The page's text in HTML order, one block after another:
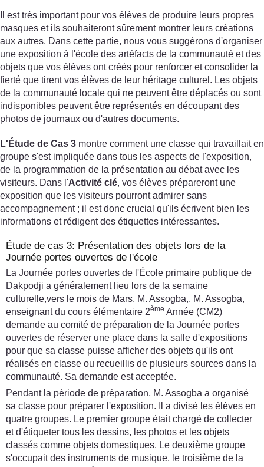
Il est très important pour vos élèves de produire leurs propres
masques et ils souhaiteront sûrement montrer leurs créations
aux autres. Dans cette partie, nous vous suggérons d'organiser
une exposition à l'école des artéfacts de la communauté et des
objets que vos élèves ont créés pour renforcer et consolider la
fierté que tirent vos élèves de leur héritage culturel. Les objets
de la communauté locale qui ne peuvent être déplacés ou sont
indisponibles peuvent être représentés en découpant des
photos de journaux ou d'autres documents.
L'Étude de Cas 3 montre comment une classe qui travaillait en
groupe s'est impliquée dans tous les aspects de l'exposition,
de la programmation de la présentation au débat avec les
visiteurs. Dans l'Activité clé, vos élèves prépareront une
exposition que les visiteurs pourront admirer sans
accompagnement ; il est donc crucial qu'ils écrivent bien les
informations et rédigent des étiquettes intéressantes.
Étude de cas 3: Présentation des objets lors de la
Journée portes ouvertes de l'école
La Journée portes ouvertes de l'École primaire publique de
Dakpodji a généralement lieu lors de la semaine
culturelle,vers le mois de Mars. M. Assogba,. M. Assogba,
enseignant du cours élémentaire 2ème Année (CM2)
demande au comité de préparation de la Journée portes
ouvertes de réserver une place dans la salle d'expositions
pour que sa classe puisse afficher des objets qu'ils ont
réalisés en classe ou recueillis de plusieurs sources dans la
communauté. Sa demande est acceptée.
Pendant la période de préparation, M. Assogba a organisé
sa classe pour préparer l'exposition. Il a divisé les élèves en
quatre groupes. Le premier groupe était chargé de collecter
et d'étiqueter tous les dessins, les photos et les objets
classés comme objets domestiques. Le deuxième groupe
s'occupait des instruments de musique, le troisième de la